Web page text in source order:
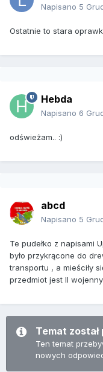
Napisano 5
Ostatnie to stara
Hebda
Napisano 6
odświeżam.. :)
abcd
Napisano 5
Te pudełko z napisami
było przykrącone do
transportu , a mieściły
przedmiot jest II
Temat
Ten temat
nowych